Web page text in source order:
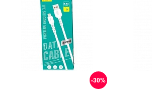
-30%